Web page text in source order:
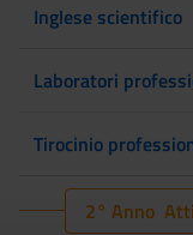
Inglese scientifico
Laboratori
Tirocinio
2° Anno